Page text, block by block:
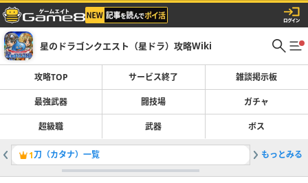
星のドラゴンクエスト（星ドラ）攻略Wiki
攻略TOP サービス終了 雑談掲示板
最強武器 闘技場 ガチャ
超級職 武器 ボス
1刀（カタナ）一覧 2余った
もっとみる